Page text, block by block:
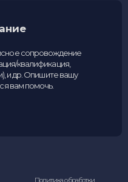
Алтуфьевское шоссе, дом